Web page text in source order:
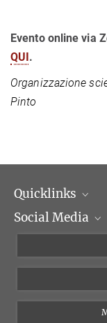
Evento online via
QUI .
Organizzazione
Pinto
Quicklinks
Scientific
Social Media
Instagram
Bluesky